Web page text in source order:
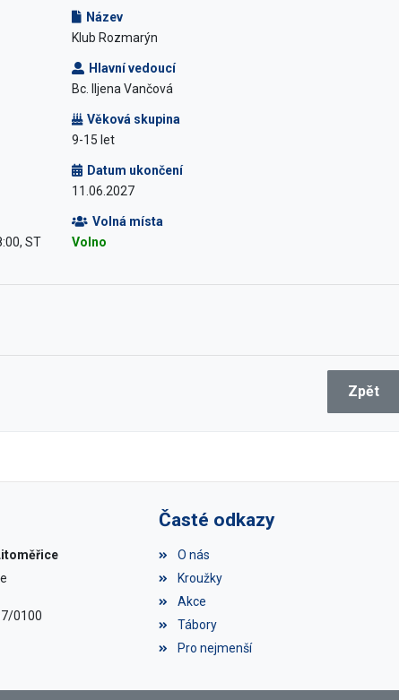
Název
Klub Rozmarýn
Hlavní vedoucí
Bc. Iljena Vančová
Věková skupina
9-15 let
Datum ukončení
11.06.2027
ST
Volná místa
Volno
Zpět
0100
Časté odkazy
O nás
Kroužky
Akce
Tábory
Pro nejmenší